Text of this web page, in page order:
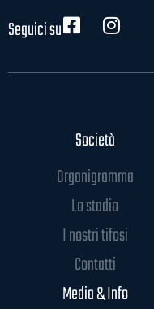
Seguici su
Società
Organigramma
Lo stadio
I nostri tifosi
Contatti
Media & Info